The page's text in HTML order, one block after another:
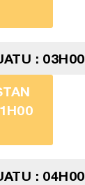
: 03H00
: 04H00